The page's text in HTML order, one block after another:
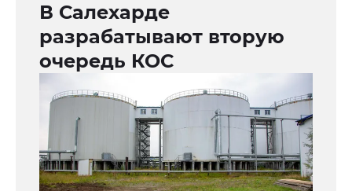
В Салехарде
разрабатывают вторую
очередь КОС